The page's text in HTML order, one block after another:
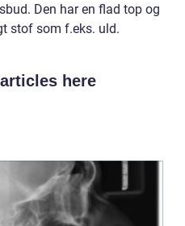
Den har en flad top og
stof som f.eks. uld.
here